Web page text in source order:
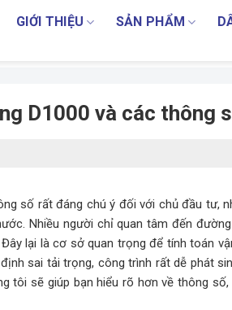
GIỚI THIỆU SẢN PHẨM
D1000 và các thông
số rất đáng chú ý đối với chủ đầu tư,
Nhiều người chỉ quan tâm đến
lại là cơ sở quan trọng để tính toán
sai tải trọng, công trình rất dễ phát
tôi sẽ giúp bạn hiểu rõ hơn về thông